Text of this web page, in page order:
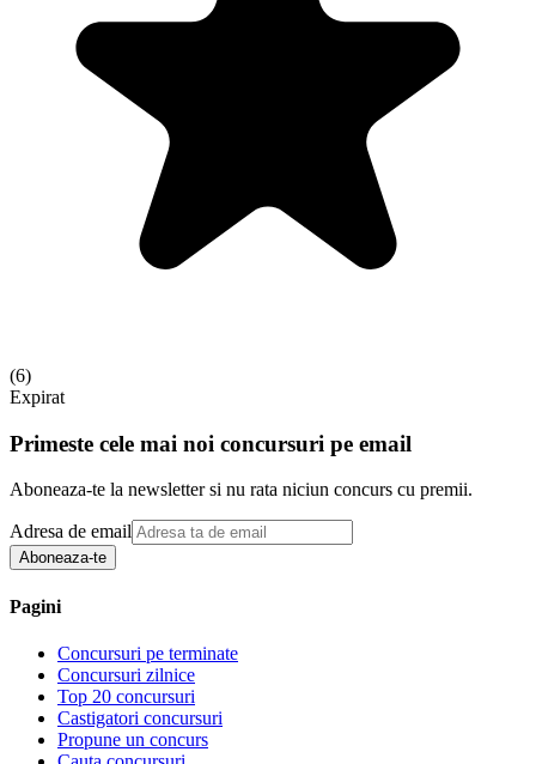
(6)
Expirat
Primeste cele mai noi concursuri pe email
Aboneaza-te la newsletter si nu rata niciun concurs cu premii.
Adresa de email
Aboneaza-te
Pagini
Concursuri pe terminate
Concursuri zilnice
Top 20 concursuri
Castigatori concursuri
Propune un concurs